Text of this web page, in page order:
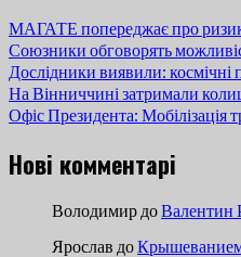
МАГАТЕ попереджає про ризик
Союзники обговорять
Дослідники виявили:
На Вінниччині затримали
Офіс Президента: Мобілізація
Нові комментарі
Володимир доВалентин
Ярослав доКрышеванием